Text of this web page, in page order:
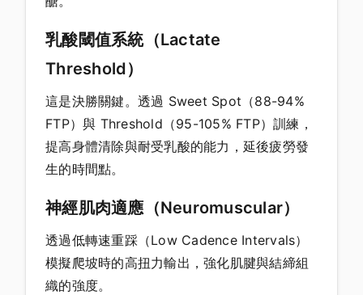
乳酸閾值系統（Lactate
Threshold）
這是決勝關鍵。透過 Sweet Spot（88-94%
FTP）與 Threshold（95-105% FTP）訓練，
提高身體清除與耐受乳酸的能力，延後疲勞發
生的時間點。
神經肌肉適應（Neuromuscular）
透過低轉速重踩（Low Cadence Intervals）
模擬爬坡時的高扭力輸出，強化肌腱與結締組
織的強度。